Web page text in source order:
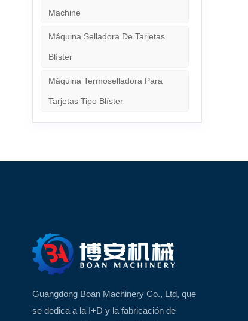
Machine
Máquina Selladora De Tarjetas
Blíster
Máquina Termoselladora Para
Tarjetas Tipo Blíster
Guangdong Boan Machinery Co., Ltd, que
se dedica a la I+D y la fabricación de